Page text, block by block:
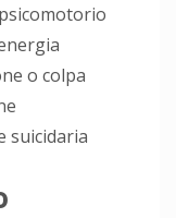
o colpa
suicidaria